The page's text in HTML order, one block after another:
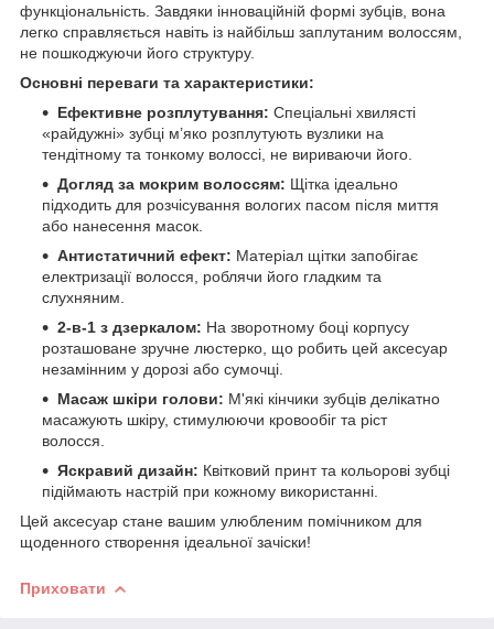
функціональність. Завдяки інноваційній формі зубців, вона
легко справляється навіть із найбільш заплутаним волоссям,
не пошкоджуючи його структуру.
Основні переваги та характеристики:
Ефективне розплутування: Спеціальні хвилясті
«райдужні» зубці м’яко розплутують вузлики на
тендітному та тонкому волоссі, не вириваючи його.
Догляд за мокрим волоссям: Щітка ідеально
підходить для розчісування вологих пасом після миття
або нанесення масок.
Антистатичний ефект: Матеріал щітки запобігає
електризації волосся, роблячи його гладким та
слухняним.
2-в-1 з дзеркалом: На зворотному боці корпусу
розташоване зручне люстерко, що робить цей аксесуар
незамінним у дорозі або сумочці.
Масаж шкіри голови: М'які кінчики зубців делікатно
масажують шкіру, стимулюючи кровообіг та ріст
волосся.
Яскравий дизайн: Квітковий принт та кольорові зубці
підіймають настрій при кожному використанні.
​Цей аксесуар стане вашим улюбленим помічником для
щоденного створення ідеальної зачіски!
Приховати